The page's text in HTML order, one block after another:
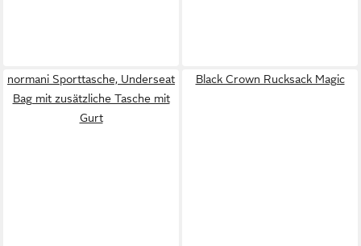
normani Sporttasche, Underseat
Bag mit zusätzliche Tasche mit
Gurt
Black Crown Rucksack Magic